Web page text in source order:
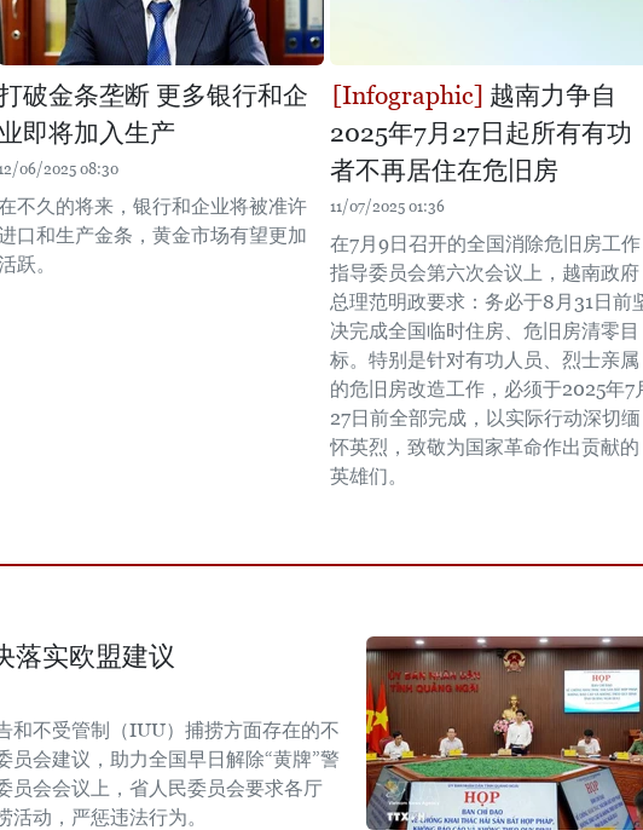
破金条垄断 更多银行和企
业即将加入生产
06/2025 08:30
不久的将来，银行和企业将被准许
口和生产金条，黄金市场有望更加
跃。
越南力争自
2025年7月27日起所有有功
者不再居住在危旧房
11/07/2025 01:36
在7月9日召开的全国消除危旧房工作
指导委员会第六次会议上，越南政府
总理范明政要求：务必于8月31日前
决完成全国临时住房、危旧房清零目
标。特别是针对有功人员、烈士亲属
的危旧房改造工作，必须于2025年7
27日前全部完成，以实际行动深切缅
怀英烈，致敬为国家革命作出贡献的
英雄们。
落实欧盟建议
和不受管制（IUU）捕捞方面存在的不
会建议，助力全国早日解除“黄牌”警
员会会议上，省人民委员会要求各厅
动，严惩违法行为。